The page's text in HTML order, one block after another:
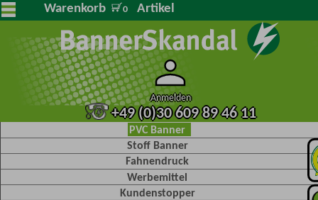
Warenkorb 0 Artikel
Anmelden
+49 (0)30 609 89 46 11
PVC Banner
Stoff Banner
Fahnendruck
Werbemittel
Kundenstopper